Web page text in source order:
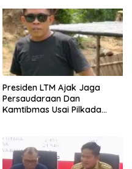
Presiden LTM Ajak Jaga
Persaudaraan Dan
Kamtibmas Usai Pilkada